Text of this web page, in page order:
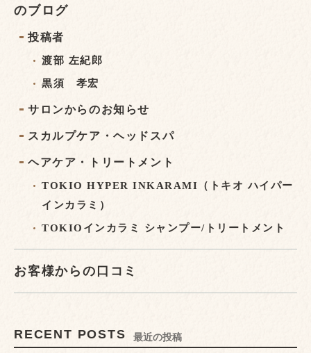
のブログ
投稿者
渡部 左紀郎
黒須 孝宏
サロンからのお知らせ
スカルプケア・ヘッドスパ
ヘアケア・トリートメント
TOKIO HYPER INKARAMI（トキオ ハイパー
インカラミ）
TOKIOインカラミ シャンプー/トリートメント
お客様からの口コミ
RECENT POSTS 最近の投稿